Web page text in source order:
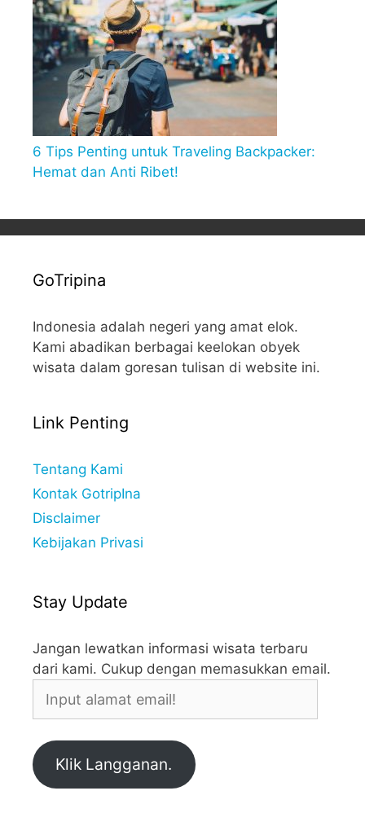
6 Tips Penting untuk Traveling Backpacker:
Hemat dan Anti Ribet!
GoTripina
Indonesia adalah negeri yang amat elok.
Kami abadikan berbagai keelokan obyek
wisata dalam goresan tulisan di website ini.
Link Penting
Tentang Kami
Kontak GotripIna
Disclaimer
Kebijakan Privasi
Stay Update
Jangan lewatkan informasi wisata terbaru
dari kami. Cukup dengan memasukkan email.
alamat
Klik Langganan.